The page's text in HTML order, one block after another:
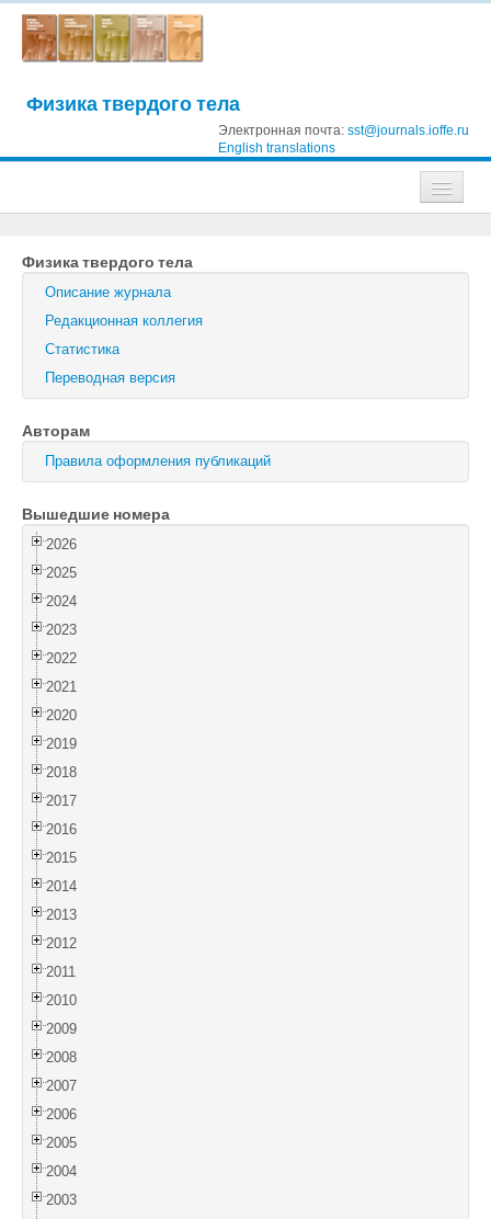
Физика твердого тела
Электронная почта: sst@journals.ioffe.ru
English translations
Журнал технической физики
Письма в Журнал технической физики
Физика твердого тела
Физика и техника полупроводников
Оптика и спектроскопия
Поиск
Войти
Физика твердого тела
Описание журнала
Редакционная коллегия
Статистика
Переводная версия
Авторам
Правила оформления публикаций
Вышедшие номера
2026
2025
2024
2023
2022
2021
2020
2019
2018
2017
2016
2015
2014
2013
2012
2011
2010
2009
2008
2007
2006
2005
2004
2003